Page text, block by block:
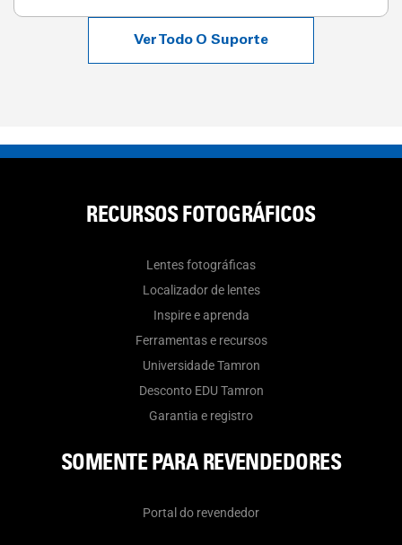
Ver Todo O Suporte
RECURSOS FOTOGRÁFICOS
Lentes fotográficas
Localizador de lentes
Inspire e aprenda
Ferramentas e recursos
Universidade Tamron
Desconto EDU Tamron
Garantia e registro
SOMENTE PARA REVENDEDORES
Portal do revendedor